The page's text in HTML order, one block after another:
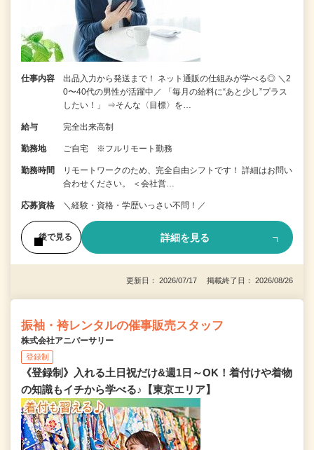
仕事内容
出品入力から発送まで！ ネット通販の仕組みが学べる◎ ＼2
0〜40代の男性が活躍中／ 「毎月の給料に“あと少し”プラス
したい！」 ⇒そんな〈目標〉を…
給与 完全出来高制
勤務地 ご自宅 ※フルリモート勤務
勤務時間
リモートワークのため、完全自由シフトです！ 詳細はお問い
合わせください。 ＜会社営…
応募資格 ＼経験・資格・学歴いっさい不問！／
後で見る 詳細を見る
更新日： 2026/07/17 掲載終了日： 2026/08/26
振袖・袴レンタルの催事販売スタッフ
株式会社アニバーサリー
登録制
《登録制》入れる土日祝だけ&週1日～OK！着付けや着物
の知識もイチから学べる♪【東京エリア】